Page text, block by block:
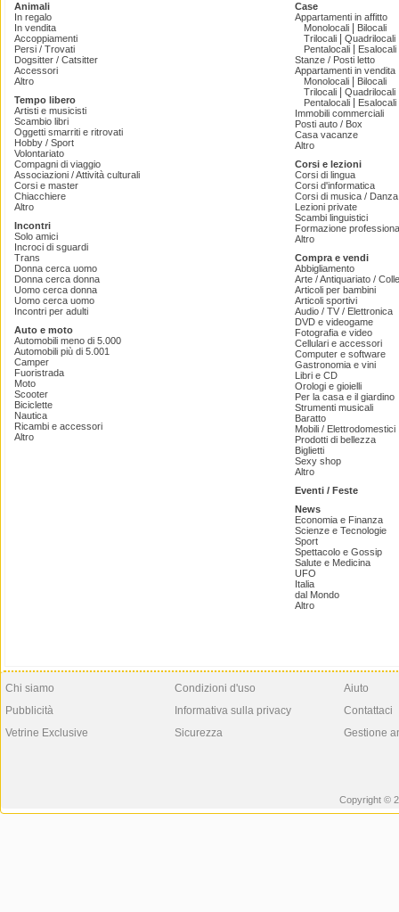
Animali
In regalo
In vendita
Accoppiamenti
Persi / Trovati
Dogsitter / Catsitter
Accessori
Altro
Tempo libero
Artisti e musicisti
Scambio libri
Oggetti smarriti e ritrovati
Hobby / Sport
Volontariato
Compagni di viaggio
Associazioni / Attività culturali
Corsi e master
Chiacchiere
Altro
Incontri
Solo amici
Incroci di sguardi
Trans
Donna cerca uomo
Donna cerca donna
Uomo cerca donna
Uomo cerca uomo
Incontri per adulti
Auto e moto
Automobili meno di 5.000
Automobili più di 5.001
Camper
Fuoristrada
Moto
Scooter
Biciclette
Nautica
Ricambi e accessori
Altro
Case
Appartamenti in affitto
Monolocali
Bilocali
Trilocali
Quadrilocali
Pentalocali
Esalocali
Stanze / Posti letto
Appartamenti in vendita
Monolocali
Bilocali
Trilocali
Quadrilocali
Pentalocali
Esalocali
Immobili commerciali
Posti auto / Box
Casa vacanze
Altro
Corsi e lezioni
Corsi di lingua
Corsi d'informatica
Corsi di musica /
Lezioni private
Scambi linguistici
Formazione
Altro
Compra e vendi
Abbigliamento
Arte / Antiquariato /
Articoli per bambini
Articoli sportivi
Audio / TV / Elettronica
DVD e videogame
Fotografia e video
Cellulari e accessori
Computer e software
Gastronomia e vini
Libri e CD
Orologi e gioielli
Per la casa e il giardino
Strumenti musicali
Baratto
Mobili / Elettrodomestici
Prodotti di bellezza
Biglietti
Sexy shop
Altro
Eventi / Feste
News
Economia e Finanza
Scienze e Tecnologie
Sport
Spettacolo e Gossip
Salute e Medicina
UFO
Italia
dal Mondo
Altro
Chi siamo
Pubblicità
Vetrine Exclusive
Condizioni d'uso
Informativa sulla privacy
Sicurezza
Aiuto
Contattaci
Gestione
Copyright ©